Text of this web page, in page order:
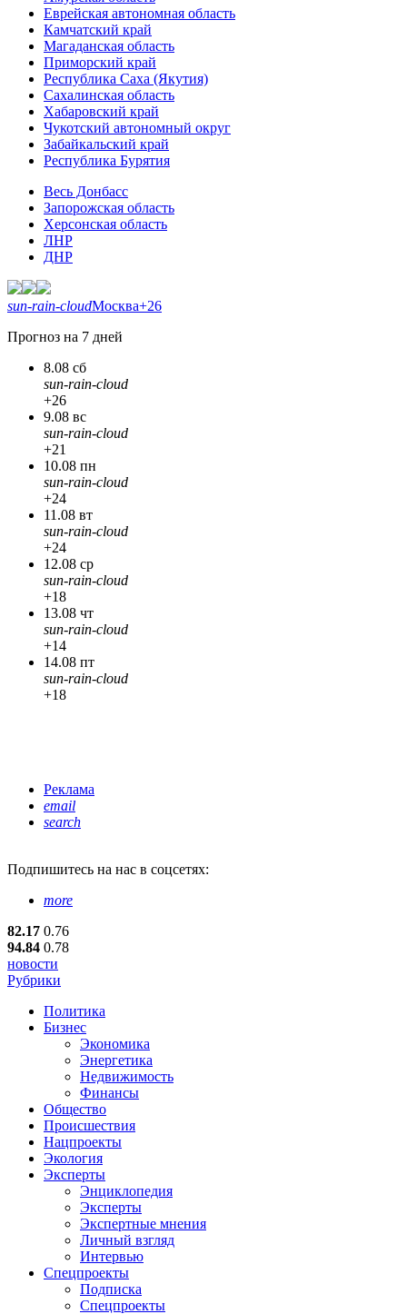
Еврейская автономная область
Камчатский край
Магаданская область
Приморский край
Республика Саха (Якутия)
Сахалинская область
Хабаровский край
Чукотский автономный округ
Забайкальский край
Республика Бурятия
Весь Донбасс
Запорожская область
Херсонская область
ЛНР
ДНР
sun-rain-cloudМосква+26
Прогноз на 7 дней
8.08 сб
sun-rain-cloud
+26
9.08 вс
sun-rain-cloud
+21
10.08 пн
sun-rain-cloud
+24
11.08 вт
sun-rain-cloud
+24
12.08 ср
sun-rain-cloud
+18
13.08 чт
sun-rain-cloud
+14
14.08 пт
sun-rain-cloud
+18
Реклама
email
search
Подпишитесь на нас в соцсетях:
more
82.17 0.76
94.84 0.78
новости
Рубрики
Политика
Бизнес
Экономика
Энергетика
Недвижимость
Финансы
Общество
Происшествия
Нацпроекты
Экология
Эксперты
Энциклопедия
Эксперты
Экспертные мнения
Личный взгляд
Интервью
Спецпроекты
Подписка
Спецпроекты